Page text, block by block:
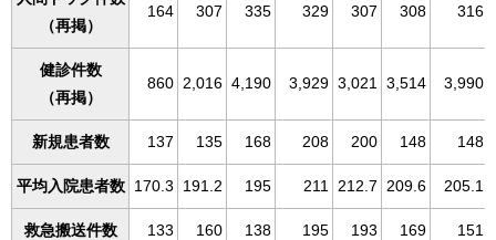
（再掲）
164 307 335 329 307 308 316
健診件数
（再掲）
860 2,016 4,190 3,929 3,021 3,514 3,990
新規患者数 137 135 168 208 200 148 148
平均入院患者数 170.3 191.2 195 211 212.7 209.6 205.1
救急搬送件数 133 160 138 195 193 169 151